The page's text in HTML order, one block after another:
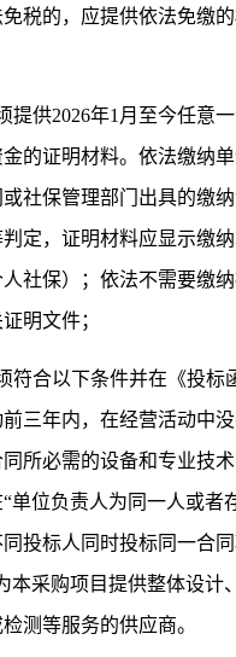
税的，应提供依法免缴
提供2026年1月至今任意
的证明材料。依法缴纳
社保管理部门出具的缴
定，证明材料应显示缴
社保）；依法不需要缴
明文件；
符合以下条件并在《投标
三年内，在经营活动中
所必需的设备和专业技
单位负责人为同一人或者
投标人同时投标同一合
本采购项目提供整体设计
测等服务的供应商。